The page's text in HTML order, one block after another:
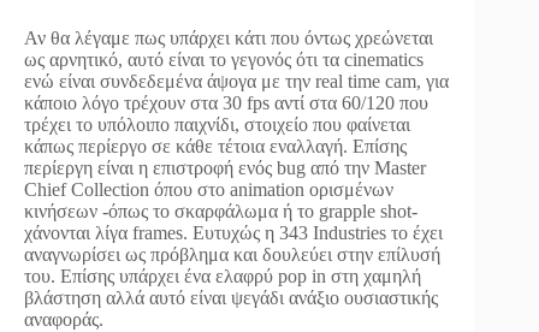
Αν θα λέγαμε πως υπάρχει κάτι που όντως χρεώνεται
ως αρνητικό, αυτό είναι το γεγονός ότι τα cinematics
ενώ είναι συνδεδεμένα άψογα με την real time cam, για
κάποιο λόγο τρέχουν στα 30 fps αντί στα 60/120 που
τρέχει το υπόλοιπο παιχνίδι, στοιχείο που φαίνεται
κάπως περίεργο σε κάθε τέτοια εναλλαγή. Επίσης
περίεργη είναι η επιστροφή ενός bug από την Master
Chief Collection όπου στο animation ορισμένων
κινήσεων -όπως το σκαρφάλωμα ή το grapple shot-
χάνονται λίγα frames. Ευτυχώς η 343 Industries το έχει
αναγνωρίσει ως πρόβλημα και δουλεύει στην επίλυσή
του. Επίσης υπάρχει ένα ελαφρύ pop in στη χαμηλή
βλάστηση αλλά αυτό είναι ψεγάδι ανάξιο ουσιαστικής
αναφοράς.